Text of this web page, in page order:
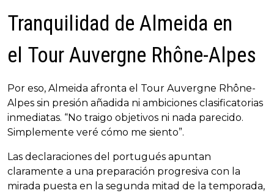
Tranquilidad de Almeida en
el Tour Auvergne Rhône-Alpes
Por eso, Almeida afronta el Tour Auvergne Rhône-
Alpes sin presión añadida ni ambiciones clasificatorias
inmediatas. “No traigo objetivos ni nada parecido.
Simplemente veré cómo me siento”.
Las declaraciones del portugués apuntan
claramente a una preparación progresiva con la
mirada puesta en la segunda mitad de la temporada,